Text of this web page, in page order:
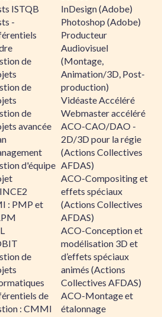
ISTQB
-
de
de
de
avancée
d'équipe
: PMP et
de
de
: CMMI
InDesign (Adobe)
Photoshop (Adobe)
Producteur
Audiovisuel
(Montage,
Animation/3D, Post-
production)
Vidéaste Accéléré
Webmaster accéléré
ACO-CAO/DAO -
2D/3D pour la régie
(Actions Collectives
AFDAS)
ACO-Compositing et
effets spéciaux
(Actions Collectives
AFDAS)
ACO-Conception et
modélisation 3D et
d’effets spéciaux
animés (Actions
Collectives AFDAS)
ACO-Montage et
étalonnage